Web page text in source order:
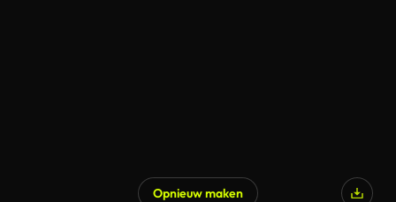
Opnieuw maken